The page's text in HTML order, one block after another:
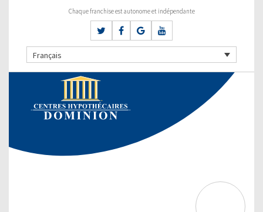
Chaque franchise est autonome et indépendante
Français